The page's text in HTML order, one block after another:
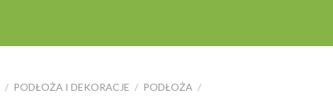
/ PODŁOŻA I DEKORACJE / PODŁOŻA /